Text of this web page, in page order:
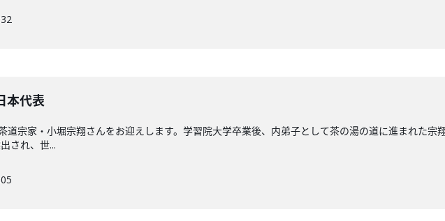
本代表
道宗家・小堀宗翔さんをお迎えします。学習院大学卒業後、内弟子として茶の湯の道に進まれた宗
され、世...